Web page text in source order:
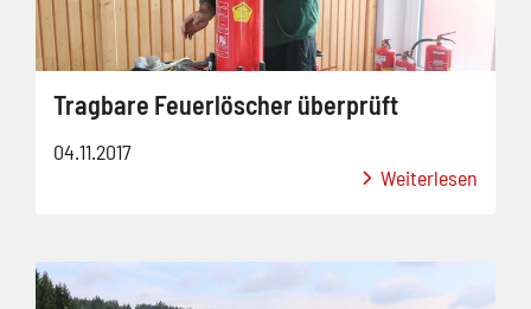
Tragbare Feuerlöscher überprüft
04.11.2017
Weiterlesen